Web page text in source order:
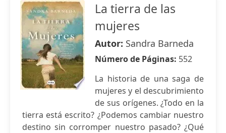
La tierra de las
mujeres
Autor: Sandra Barneda
Número de Páginas: 552
La historia de una saga de
mujeres y el descubrimiento
de sus orígenes. ¿Todo en la
tierra está escrito? ¿Podemos cambiar nuestro
destino sin corromper nuestro pasado? ¿Qué